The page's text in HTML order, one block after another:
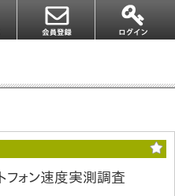
フォン速度実測調査